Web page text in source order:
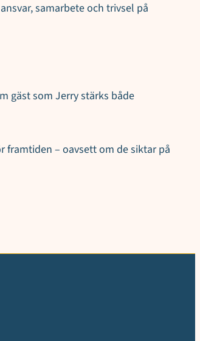
samarbete och trivsel på
gäst som Jerry stärks både
framtiden – oavsett om de siktar på